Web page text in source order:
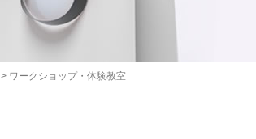
> ワークショップ・体験教室